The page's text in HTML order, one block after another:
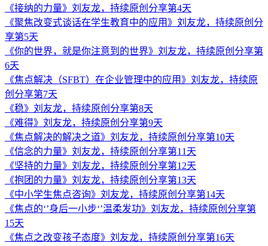
《接纳的力量》刘友龙，持续原创分享第4天
《聚焦改变式谈话在学生教育中的应用》刘友龙，持续原创分
享第5天
《你的世界，就是你注意到的世界》刘友龙，持续原创分享第
6天
《焦点解决（SFBT）在企业管理中的应用》刘友龙，持续原
创分享第7天
《稳》刘友龙，持续原创分享第8天
《难得》刘友龙，持续原创分享第9天
《焦点解决的解决之道》刘友龙，持续原创分享第10天
《信念的力量》刘友龙，持续原创分享第11天
《坚持的力量》刘友龙，持续原创分享第12天
《抱团的力量》刘友龙，持续原创分享第13天
《中小学生焦点咨询》刘友龙，持续原创分享第14天
《焦点的‘’身后一小步‘’温柔发功》刘友龙，持续原创分享第
15天
《焦点之改变孩子态度》刘友龙，持续原创分享第16天